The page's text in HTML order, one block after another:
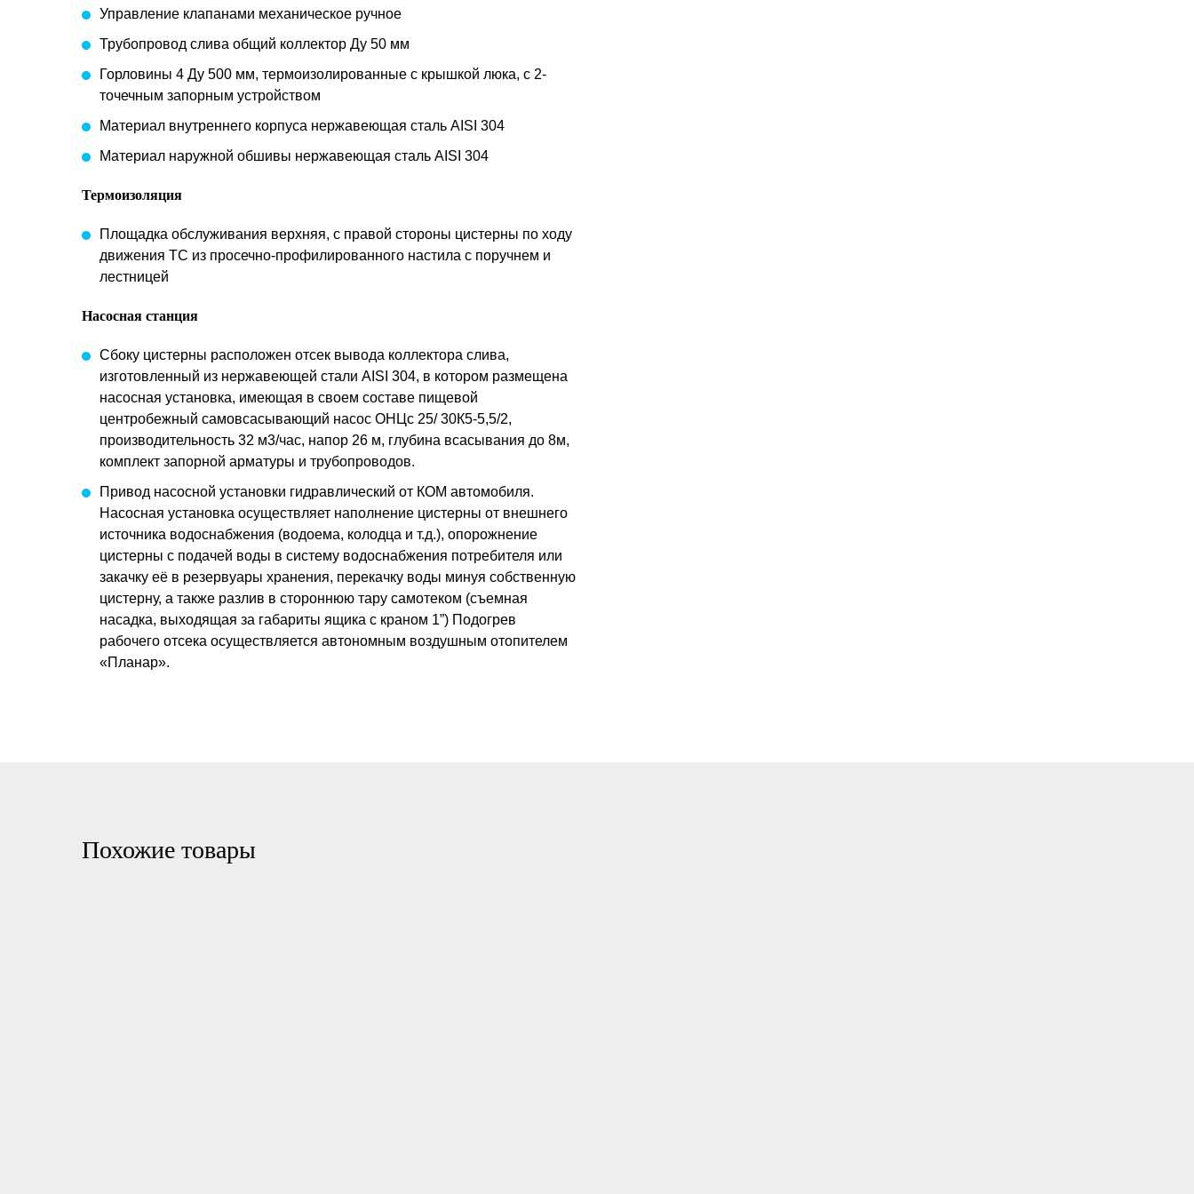
Управление клапанами механическое ручное
Трубопровод слива общий коллектор Ду 50 мм
Горловины 4 Ду 500 мм, термоизолированные с крышкой люка, с 2-
точечным запорным устройством
Материал внутреннего корпуса нержавеющая сталь AISI 304
Материал наружной обшивы нержавеющая сталь AISI 304
Термоизоляция
Площадка обслуживания верхняя, с правой стороны цистерны по ходу
движения ТС из просечно-профилированного настила с поручнем и
лестницей
Насосная станция
Сбоку цистерны расположен отсек вывода коллектора слива,
изготовленный из нержавеющей стали AISI 304, в котором размещена
насосная установка, имеющая в своем составе пищевой
центробежный самовсасывающий насос ОНЦс 25/ 30К5-5,5/2,
производительность 32 м3/час, напор 26 м, глубина всасывания до 8м,
комплект запорной арматуры и трубопроводов.
Привод насосной установки гидравлический от КОМ автомобиля.
Насосная установка осуществляет наполнение цистерны от внешнего
источника водоснабжения (водоема, колодца и т.д.), опорожнение
цистерны с подачей воды в систему водоснабжения потребителя или
закачку её в резервуары хранения, перекачку воды минуя собственную
цистерну, а также разлив в стороннюю тару самотеком (съемная
насадка, выходящая за габариты ящика с краном 1”) Подогрев
рабочего отсека осуществляется автономным воздушным отопителем
«Планар».
Похожие товары